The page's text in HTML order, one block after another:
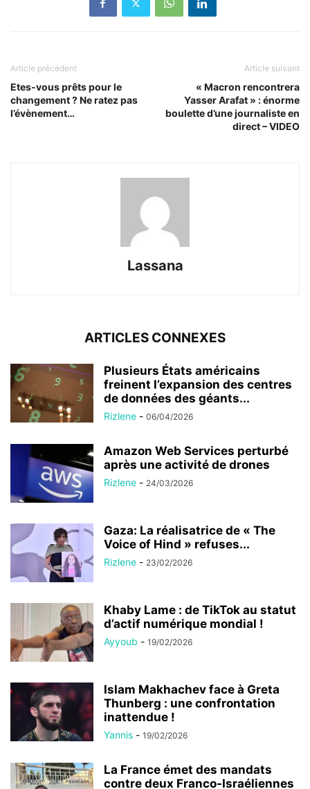
Article précédent
Etes-vous prêts pour le
changement ? Ne ratez pas
l’évènement…
Article suivant
« Macron rencontrera
Yasser Arafat » : énorme
boulette d’une journaliste en
direct – VIDEO
Lassana
ARTICLES CONNEXES
Plusieurs États américains
freinent l’expansion des centres
de données des géants...
Rizlene - 06/04/2026
Amazon Web Services perturbé
après une activité de drones
Rizlene - 24/03/2026
Gaza: La réalisatrice de « The
Voice of Hind » refuses...
Rizlene - 23/02/2026
Khaby Lame : de TikTok au statut
d’actif numérique mondial !
Ayyoub - 19/02/2026
Islam Makhachev face à Greta
Thunberg : une confrontation
inattendue !
Yannis - 19/02/2026
La France émet des mandats
contre deux Franco-Israéliennes